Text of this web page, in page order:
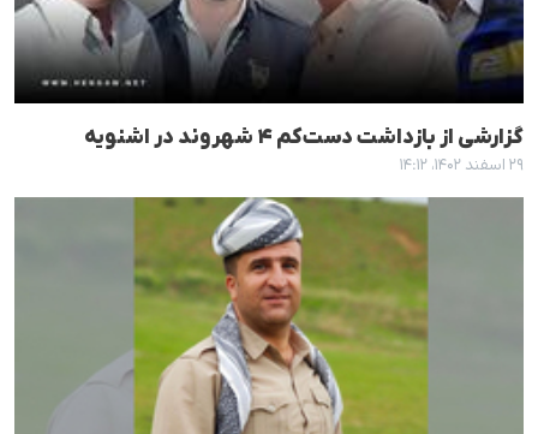
گزارشی از بازداشت دست‌کم ۴ شهروند در اشنویه
۲۹ اسفند ۱۴۰۲، ۱۴:۱۲